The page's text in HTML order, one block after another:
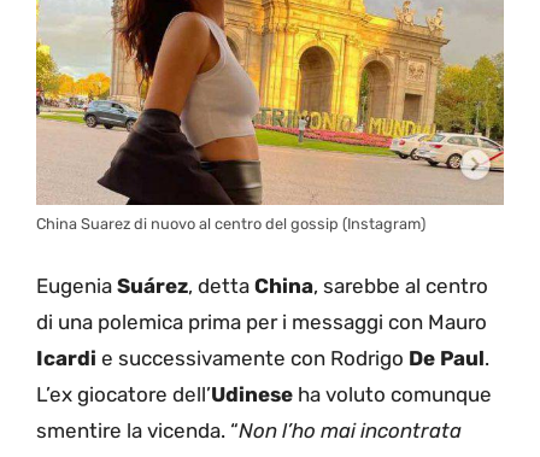
China Suarez di nuovo al centro del gossip (Instagram)
Eugenia Suárez, detta China, sarebbe al centro
di una polemica prima per i messaggi con Mauro
Icardi e successivamente con Rodrigo De Paul.
L’ex giocatore dell’Udinese ha voluto comunque
smentire la vicenda. “Non l’ho mai incontrata